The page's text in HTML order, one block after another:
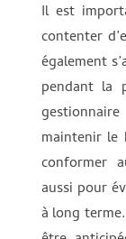
Il est
contenter
également
pendant la
maintenir le
conformer
aussi pour
à long